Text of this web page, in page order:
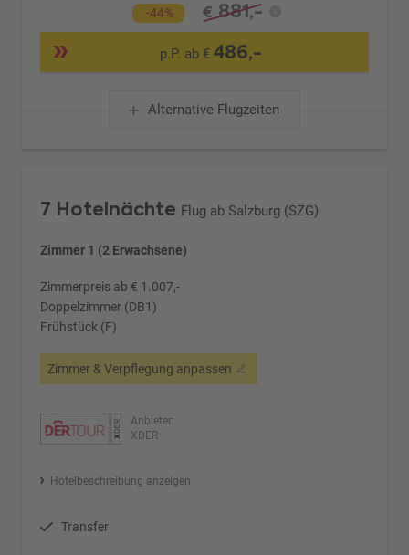
-44% € 881,-
p.P. ab €486,-
Alternative Flugzeiten
7 Hotelnächte Flug ab Salzburg (SZG)
Zimmer 1 (2 Erwachsene)
Zimmerpreis ab € 1.007,-
Doppelzimmer (DB1)
Frühstück (F)
Zimmer & Verpflegung anpassen
Anbieter:
XDER
Hotelbeschreibung anzeigen
Transfer